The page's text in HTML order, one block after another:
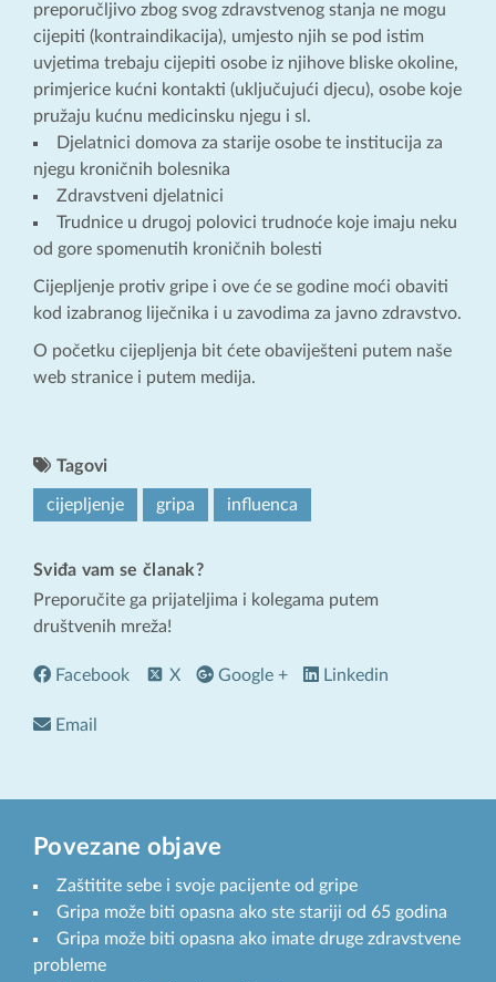
preporučljivo zbog svog zdravstvenog stanja ne mogu
cijepiti (kontraindikacija), umjesto njih se pod istim
uvjetima trebaju cijepiti osobe iz njihove bliske okoline,
primjerice kućni kontakti (uključujući djecu), osobe koje
pružaju kućnu medicinsku njegu i sl.
Djelatnici domova za starije osobe te institucija za
njegu kroničnih bolesnika
Zdravstveni djelatnici
Trudnice u drugoj polovici trudnoće koje imaju neku
od gore spomenutih kroničnih bolesti
Cijepljenje protiv gripe i ove će se godine moći obaviti
kod izabranog liječnika i u zavodima za javno zdravstvo.
O početku cijepljenja bit ćete obaviješteni putem naše
web stranice i putem medija.
Tagovi
cijepljenje gripa influenca
Sviđa vam se članak?
Preporučite ga prijateljima i kolegama putem
društvenih mreža!
Facebook X Google + Linkedin
Email
Povezane objave
Zaštitite sebe i svoje pacijente od gripe
Gripa može biti opasna ako ste stariji od 65 godina
Gripa može biti opasna ako imate druge zdravstvene
probleme